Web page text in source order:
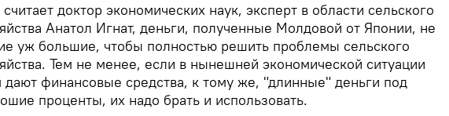
считает доктор экономических наук, эксперт в области сельского
Анатол Игнат, деньги, полученные Молдовой от Японии, не
уж большие, чтобы полностью решить проблемы сельского
Тем не менее, если в нынешней экономической ситуации
дают финансовые средства, к тому же, "длинные" деньги под
проценты, их надо брать и использовать.